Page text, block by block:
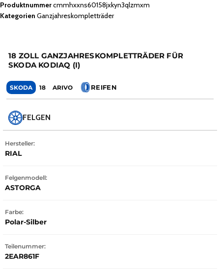
Produktnummercmmhxxns60158jxkyn3qlzmxm
Kategorien Ganzjahreskompletträder
18 ZOLL GANZJAHRESKOMPLETTRÄDER FÜR
SKODA KODIAQ (I)
SKODA 18 ARIVO REIFEN
FELGEN
Hersteller:
RIAL
Felgenmodell:
ASTORGA
Farbe:
Polar-Silber
Teilenummer:
2EAR861F